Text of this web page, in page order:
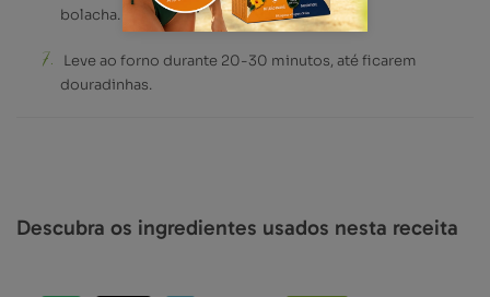
bolacha.
Leve ao forno durante 20-30 minutos, até ficarem
douradinhas.
Descubra os ingredientes usados nesta receita